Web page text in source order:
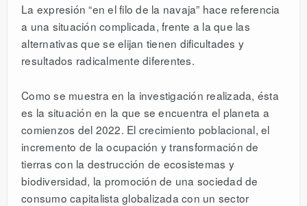
La expresión “en el filo de la navaja” hace referencia
a una situación complicada, frente a la que las
alternativas que se elijan tienen dificultades y
resultados radicalmente diferentes.
Como se muestra en la investigación realizada, ésta
es la situación en la que se encuentra el planeta a
comienzos del 2022. El crecimiento poblacional, el
incremento de la ocupación y transformación de
tierras con la destrucción de ecosistemas y
biodiversidad, la promoción de una sociedad de
consumo capitalista globalizada con un sector